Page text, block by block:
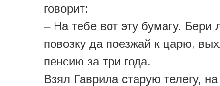
говорит:
– На тебе вот эту бумагу. Бери
повозку да поезжай к царю,
пенсию за три года.
Взял Гаврила старую телегу, на